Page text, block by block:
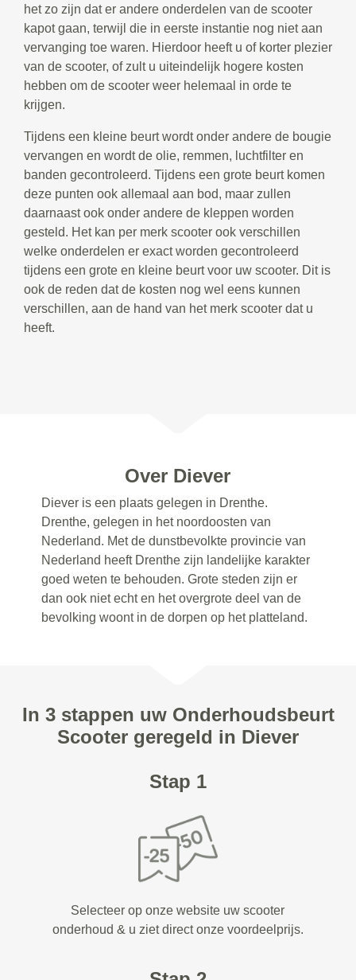
het zo zijn dat er andere onderdelen van de scooter
kapot gaan, terwijl die in eerste instantie nog niet aan
vervanging toe waren. Hierdoor heeft u of korter plezier
van de scooter, of zult u uiteindelijk hogere kosten
hebben om de scooter weer helemaal in orde te
krijgen.
Tijdens een kleine beurt wordt onder andere de bougie
vervangen en wordt de olie, remmen, luchtfilter en
banden gecontroleerd. Tijdens een grote beurt komen
deze punten ook allemaal aan bod, maar zullen
daarnaast ook onder andere de kleppen worden
gesteld. Het kan per merk scooter ook verschillen
welke onderdelen er exact worden gecontroleerd
tijdens een grote en kleine beurt voor uw scooter. Dit is
ook de reden dat de kosten nog wel eens kunnen
verschillen, aan de hand van het merk scooter dat u
heeft.
Over Diever
Diever is een plaats gelegen in Drenthe.
Drenthe, gelegen in het noordoosten van
Nederland. Met de dunstbevolkte provincie van
Nederland heeft Drenthe zijn landelijke karakter
goed weten te behouden. Grote steden zijn er
dan ook niet echt en het overgrote deel van de
bevolking woont in de dorpen op het platteland.
In 3 stappen uw Onderhoudsbeurt
Scooter geregeld in Diever
Stap 1
Selecteer op onze website uw scooter
onderhoud & u ziet direct onze voordeelprijs.